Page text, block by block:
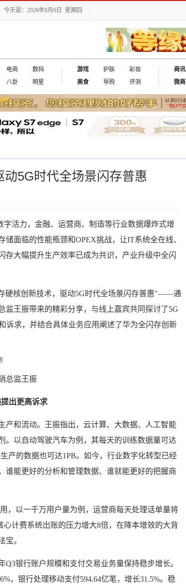
今天是：2026年8月6日 星期四
电商
数码
八卦 明星
游戏 护肤
彩妆
美食
导购 评测
商讯
微商
5G时代全场景闪存普惠
活力，金融、运营商、制造等行业数据爆炸式增
面临的性能瓶颈和OPEX挑战，让IT系统全在线、
存大幅提升生产效率已成为共识，产业升级中全闪
硬核创新技术，驱动5G时代全场景闪存普惠"——通
监王振带来的精彩分享，与线上嘉宾共同探讨了5G
诉求，并结合具体业务应用阐述了华为全闪存创新
总监王振
出更高诉求
产和流动。王振指出，云计算、大数据、人工智能
。以自动驾驶汽车为例，其每天的训练数据量可达
产的数据也可达1PB。如今，行业数字化转型已经
谁能更好的分析和管理数据、谁就能更好的把握商
，以一千万用户量为例，运营商每天处理话单量将
心计费系统出账的压力增大8倍，在降本增效的大背
宝。
Q3银行账户规模和支付交易业务量保持稳步增长。
，银行处理移动支付594.64亿笔，增长31.5%。稳